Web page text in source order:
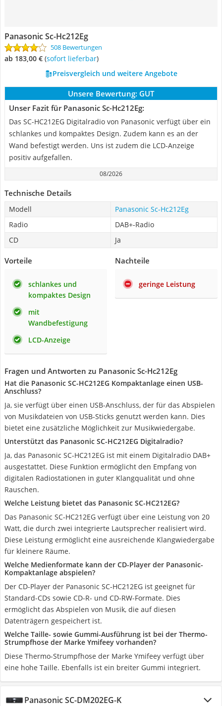
Panasonic Sc-Hc212Eg
508 Bewertungen
ab 183,00 € ( Sofort lieferbar)
Preisvergleich und weitere Angebote
Unsere Bewertung: GUT
Unser Fazit für Panasonic Sc-Hc212Eg:
Das SC-HC212EG Digitalradio von Panasonic verfügt über ein
schlankes und kompaktes Design. Zudem kann es an der
Wand befestigt werden. Uns ist zudem die LCD-Anzeige
positiv aufgefallen.
08/2026
Technische Details
Modell
Panasonic Sc-Hc212Eg
Radio
DAB+-Radio
CD
Ja
Vorteile
schlankes und
kompaktes Design
mit
Wandbefestigung
LCD-Anzeige
Nachteile
geringe Leistung
Fragen und Antworten zu Panasonic Sc-Hc212Eg
Hat die Panasonic SC-HC212EG Kompaktanlage einen USB-
Anschluss?
Ja, sie verfügt über einen USB-Anschluss, der für das Abspielen
von Musikdateien von USB-Sticks genutzt werden kann. Dies
bietet eine zusätzliche Möglichkeit zur Musikwiedergabe.
Unterstützt das Panasonic SC-HC212EG Digitalradio?
Ja, das Panasonic SC-HC212EG ist mit einem Digitalradio DAB+
ausgestattet. Diese Funktion ermöglicht den Empfang von
digitalen Radiostationen in guter Klangqualität und ohne
Rauschen.
Welche Leistung bietet das Panasonic SC-HC212EG?
Das Panasonic SC-HC212EG verfügt über eine Leistung von 20
Watt, die durch zwei integrierte Lautsprecher realisiert wird.
Diese Leistung ermöglicht eine ausreichende Klangwiedergabe
für kleinere Räume.
Welche Medienformate kann der CD-Player der Panasonic-
Kompaktanlage abspielen?
Der CD-Player der Panasonic SC-HC212EG ist geeignet für
Standard-CDs sowie CD-R- und CD-RW-Formate. Dies
ermöglicht das Abspielen von Musik, die auf diesen
Datenträgern gespeichert ist.
Welche Taille- sowie Gummi-Ausführung ist bei der Thermo-
Strumpfhose der Marke Ymifeey vorhanden?
Diese Thermo-Strumpfhose der Marke Ymifeey verfügt über
eine hohe Taille. Ebenfalls ist ein breiter Gummi integriert.
Panasonic SC-DM202EG-K